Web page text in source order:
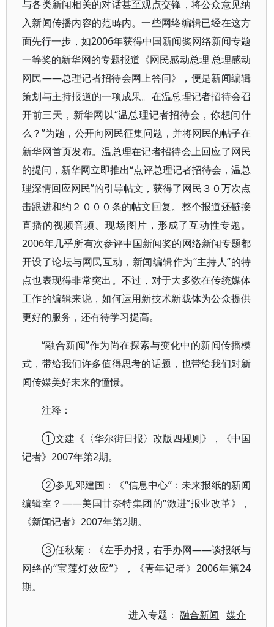
与各类新闻相关的对话甚至观点交锋，将公众意见纳
入新闻传播内容的范畴内。一些网络编辑已经在这方
面先行一步，如2006年获得中国新闻奖网络新闻专题
一等奖的新华网的专题报道《网民感动总理 总理感动
网民——总理记者招待会网上答问》，便是新闻编辑
策划与主持报道的一项成果。在温总理记者招待会召
开前三天，新华网以“温总理记者招待会，你想问什
么？”为题，公开向网民征集问题，并将网民的帖子在
新华网首页发布。温总理在记者招待会上回应了网民
的提问，新华网立即推出“点评总理记者招待会，温总
理深情回应网民”的引导帖文，获得了网民３０万次点
击跟进和约２０００条的帖文回复。整个报道还链接
直播的视频音频、现场图片，形成了互动性专题。
2006年几乎所有次参评中国新闻奖的网络新闻专题都
开设了论坛与网民互动，新闻编辑作为“主持人”的特
点也表现得非常突出。不过，对于大多数在传统媒体
工作的编辑来说，如何运用新技术新载体为公众提供
更好的服务，还有待学习提高。
“融合新闻”作为尚在探索与变化中的新闻传播模
式，带给我们许多值得思考的话题，也带给我们对新
闻传媒美好未来的憧憬。
注释：
①文建《〈华尔街日报〉改版四规则》，《中国
记者》2007年第2期。
②参见邓建国：《“信息中心”：未来报纸的新闻
编辑室？——美国甘奈特集团的“激进”报业改革》，
《新闻记者》2007年第2期。
③任秋菊：《左手办报，右手办网——谈报纸与
网络的“宝莲灯效应”》，《青年记者》2006年第24
期。
进入专题：融合新闻 媒介